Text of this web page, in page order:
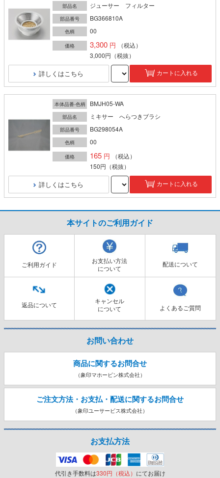
部品名 ジューサー フィルター
部品番号 BG366810A
色柄 00
価格 3,300
（税込）
3,000円 （税抜）
詳しくはこちら カートに入れる
本体品番-色柄 BMJH05-WA
部品名 ミキサー へらつきブラシ
部品番号 BG298054A
色柄 00
価格 165
（税込）
150円 （税抜）
詳しくはこちら カートに入れる
本サイトのご利用ガイド
ご利用ガイド
お支払い方法
について
配送について
返品について
キャンセル
について
よくあるご質問
お問い合わせ
商品に関するお問合せ
（象印マホービン株式会社）
ご注文方法・お支払・配送に関するお問合せ
（象印ユーサービス株式会社）
お支払方法
代引き手数料は330円（税込） にてお届け